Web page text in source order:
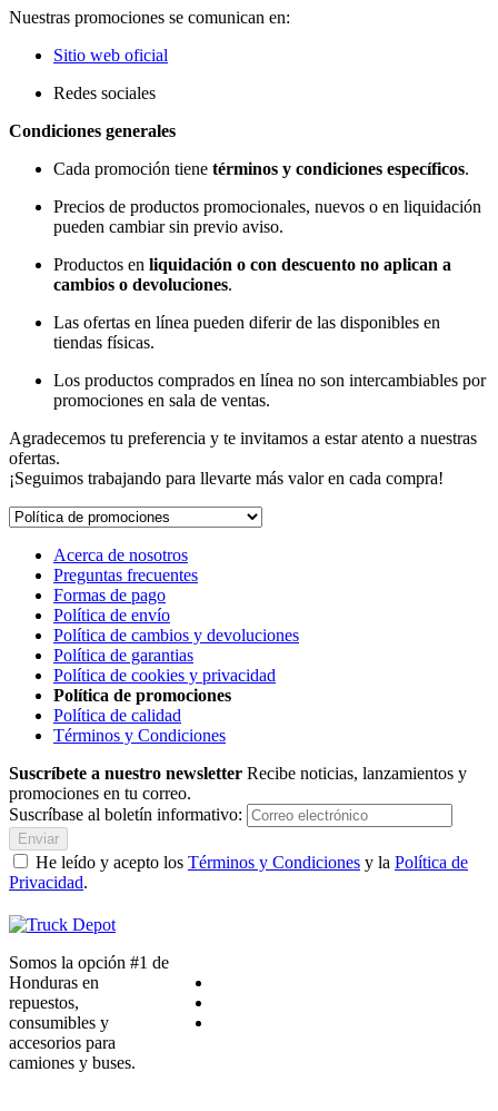
Nuestras promociones se comunican en:
Sitio web oficial
Redes sociales
Condiciones generales
Cada promoción tiene términos y condiciones específicos.
Precios de productos promocionales, nuevos o en liquidación
pueden cambiar sin previo aviso.
Productos en liquidación o con descuento no aplican a
cambios o devoluciones.
Las ofertas en línea pueden diferir de las disponibles en
tiendas físicas.
Los productos comprados en línea no son intercambiables por
promociones en sala de ventas.
Agradecemos tu preferencia y te invitamos a estar atento a nuestras
ofertas.
¡Seguimos trabajando para llevarte más valor en cada compra!
Acerca de nosotros
Preguntas frecuentes
Formas de pago
Política de envío
Política de cambios y devoluciones
Política de garantias
Política de cookies y privacidad
Política de promociones
Política de calidad
Términos y Condiciones
Suscríbete a nuestro newsletter Recibe noticias, lanzamientos y
promociones en tu correo.
Suscríbase al boletín informativo:
Enviar
He leído y acepto los Términos y Condiciones y la Política de
Privacidad.
Somos la opción #1 de
Honduras en
repuestos,
consumibles y
accesorios para
camiones y buses.